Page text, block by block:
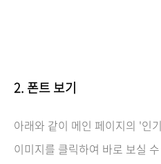
2. 폰트 보기
아래와 같이 메인 페이지의 '인
이미지를 클릭하여 바로 보실